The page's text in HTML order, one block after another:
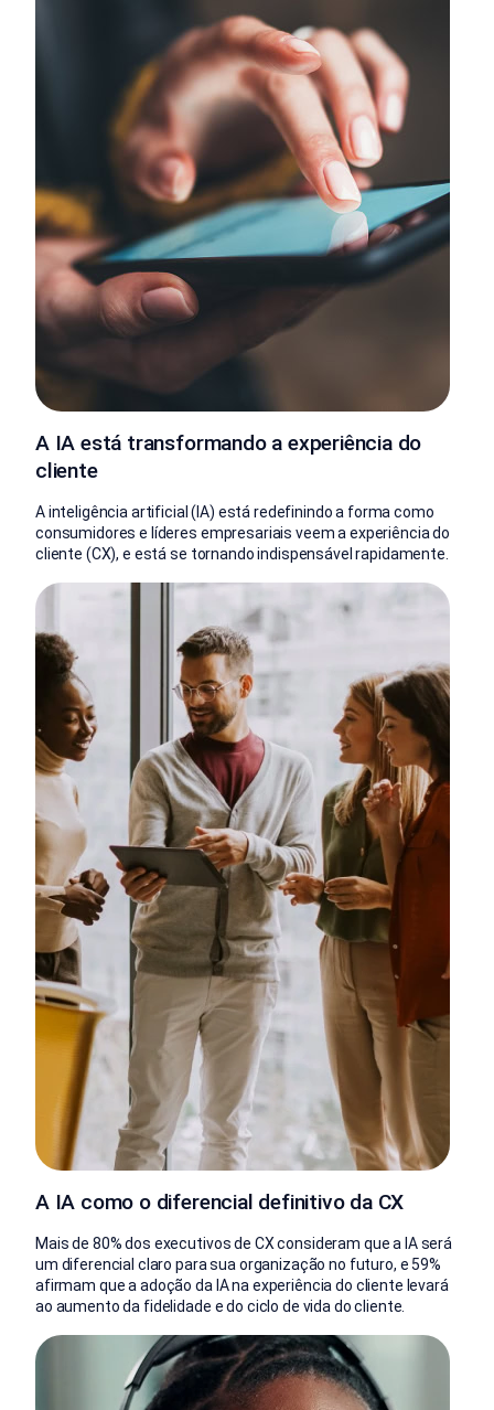
A IA está transformando a experiência do
cliente
A inteligência artificial (IA) está redefinindo a forma como
consumidores e líderes empresariais veem a experiência do
cliente (CX), e está se tornando indispensável rapidamente.
A IA como o diferencial definitivo da CX
Mais de 80% dos executivos de CX consideram que a IA será
um diferencial claro para sua organização no futuro, e 59%
afirmam que a adoção da IA na experiência do cliente levará
ao aumento da fidelidade e do ciclo de vida do cliente.